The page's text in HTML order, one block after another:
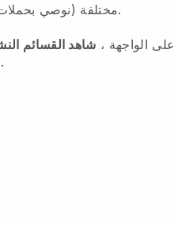
مختلفة (نوصي بحملات البريد الإلكتروني الخاصة بنا).
على الواجهة ، شاهد القسائم
العملاء الذين استردوا القسيمة.